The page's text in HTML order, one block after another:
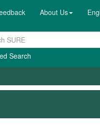
About Us
Search